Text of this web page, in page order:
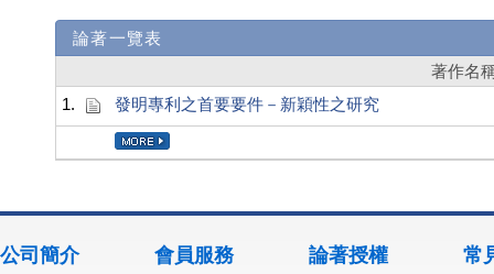
論著一覽表
著作名
1.
發明專利之首要要件－新穎性之研究
公司簡介 會員服務 論著授權 常